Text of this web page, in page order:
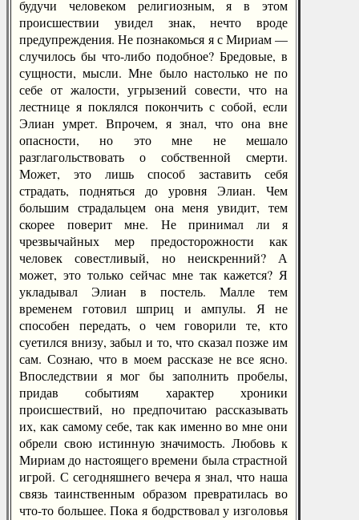
будучи человеком религиозным, я в этом
происшествии увидел знак, нечто вроде
предупреждения. Не познакомься я с Мириам —
случилось бы что-либо подобное? Бредовые, в
сущности, мысли. Мне было настолько не по
себе от жалости, угрызений совести, что на
лестнице я поклялся покончить с собой, если
Элиан умрет. Впрочем, я знал, что она вне
опасности, но это мне не мешало
разглагольствовать о собственной смерти.
Может, это лишь способ заставить себя
страдать, подняться до уровня Элиан. Чем
большим страдальцем она меня увидит, тем
скорее поверит мне. Не принимал ли я
чрезвычайных мер предосторожности как
человек совестливый, но неискренний? А
может, это только сейчас мне так кажется? Я
укладывал Элиан в постель. Малле тем
временем готовил шприц и ампулы. Я не
способен передать, о чем говорили те, кто
суетился внизу, забыл и то, что сказал позже им
сам. Сознаю, что в моем рассказе не все ясно.
Впоследствии я мог бы заполнить пробелы,
придав событиям характер хроники
происшествий, но предпочитаю рассказывать
их, как самому себе, так как именно во мне они
обрели свою истинную значимость. Любовь к
Мириам до настоящего времени была страстной
игрой. С сегодняшнего вечера я знал, что наша
связь таинственным образом превратилась во
что-то большее. Пока я бодрствовал у изголовья